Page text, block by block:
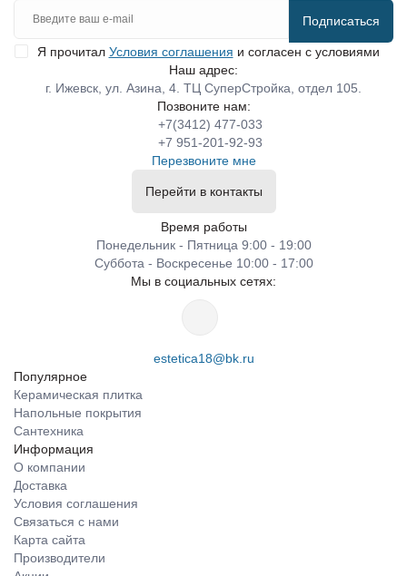
Подписаться
Я прочитал Условия соглашения и согласен с условиями
Наш адрес:
г. Ижевск, ул. Азина, 4. ТЦ СуперСтройка, отдел 105.
Позвоните нам:
+7(3412) 477-033
+7 951-201-92-93
Перезвоните мне
Перейти в контакты
Время работы
Понедельник - Пятница 9:00 - 19:00
Суббота - Воскресенье 10:00 - 17:00
Мы в социальных сетях:
estetica18@bk.ru
Популярное
Керамическая плитка
Напольные покрытия
Сантехника
Информация
О компании
Доставка
Условия соглашения
Связаться с нами
Карта сайта
Производители